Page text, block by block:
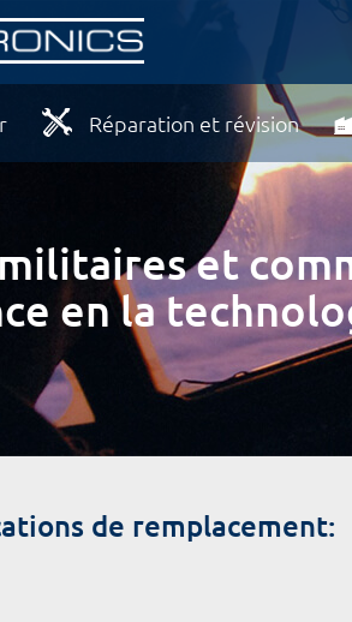
Réparation et révision
et
en la
de remplacement: